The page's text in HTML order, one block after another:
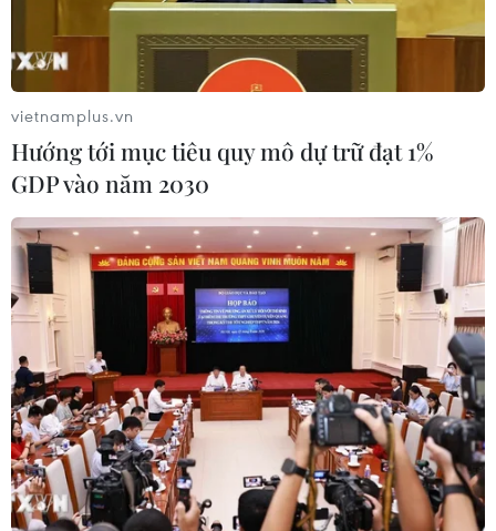
(Nguồn: Samsung)
Samsung Electronics sẽ ra mắt dòng máy thu
hình (tivi) mới có tích hợp Trí tuệ Nhân tạo (AI),
màn hình tivi diode phát quang hữu cơ (OLED)
và Neo QLED - tivi QLED mới được trang bị công
nghệ đèn nền mini LED, với các tính năng AI
nâng cao nhằm mang lại trải nghiệm xem tốt
hơn cho người dùng.
vietnamplus.vn
Hướng tới mục tiêu quy mô dự trữ đạt 1%
GDP vào năm 2030